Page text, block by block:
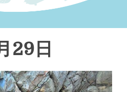
29日